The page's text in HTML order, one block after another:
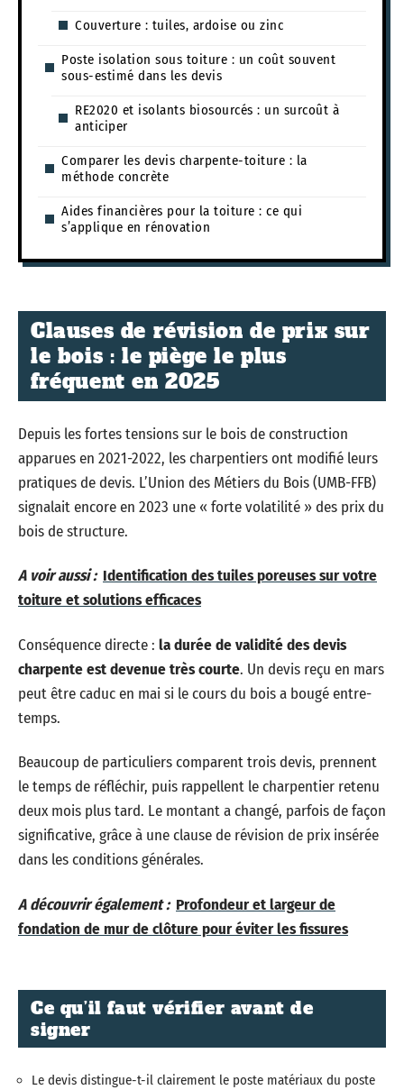
Couverture : tuiles, ardoise ou zinc
Poste isolation sous toiture : un coût souvent
sous-estimé dans les devis
RE2020 et isolants biosourcés : un surcoût à
anticiper
Comparer les devis charpente-toiture : la
méthode concrète
Aides financières pour la toiture : ce qui
s’applique en rénovation
Clauses de révision de prix sur
le bois : le piège le plus
fréquent en 2025
Depuis les fortes tensions sur le bois de construction
apparues en 2021-2022, les charpentiers ont modifié leurs
pratiques de devis. L’Union des Métiers du Bois (UMB-FFB)
signalait encore en 2023 une « forte volatilité » des prix du
bois de structure.
A voir aussi : Identification des tuiles poreuses sur votre
toiture et solutions efficaces
Conséquence directe : la durée de validité des devis
charpente est devenue très courte. Un devis reçu en mars
peut être caduc en mai si le cours du bois a bougé entre-
temps.
Beaucoup de particuliers comparent trois devis, prennent
le temps de réfléchir, puis rappellent le charpentier retenu
deux mois plus tard. Le montant a changé, parfois de façon
significative, grâce à une clause de révision de prix insérée
dans les conditions générales.
A découvrir également : Profondeur et largeur de
fondation de mur de clôture pour éviter les fissures
Ce qu’il faut vérifier avant de
signer
Le devis distingue-t-il clairement le poste matériaux du poste